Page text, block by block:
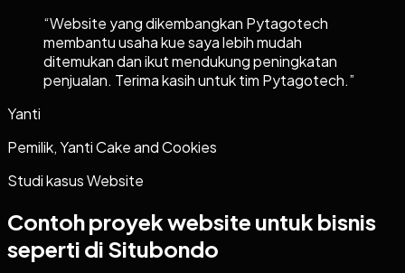
“Website yang dikembangkan Pytagotech
membantu usaha kue saya lebih mudah
ditemukan dan ikut mendukung peningkatan
penjualan. Terima kasih untuk tim Pytagotech.”
Yanti
Pemilik, Yanti Cake and Cookies
Studi kasusWebsite
Contoh proyekwebsite untuk bisnis
seperti di Situbondo